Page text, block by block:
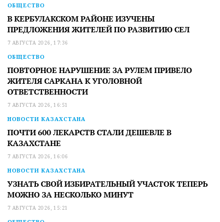
ОБЩЕСТВО
В КЕРБУЛАКСКОМ РАЙОНЕ ИЗУЧЕНЫ
ПРЕДЛОЖЕНИЯ ЖИТЕЛЕЙ ПО РАЗВИТИЮ СЕЛ
7 АВГУСТА 2026, 17:36
ОБЩЕСТВО
ПОВТОРНОЕ НАРУШЕНИЕ ЗА РУЛЕМ ПРИВЕЛО
ЖИТЕЛЯ САРКАНА К УГОЛОВНОЙ
ОТВЕТСТВЕННОСТИ
7 АВГУСТА 2026, 16:51
НОВОСТИ КАЗАХСТАНА
ПОЧТИ 600 ЛЕКАРСТВ СТАЛИ ДЕШЕВЛЕ В
КАЗАХСТАНЕ
7 АВГУСТА 2026, 16:06
НОВОСТИ КАЗАХСТАНА
УЗНАТЬ СВОЙ ИЗБИРАТЕЛЬНЫЙ УЧАСТОК ТЕПЕРЬ
МОЖНО ЗА НЕСКОЛЬКО МИНУТ
7 АВГУСТА 2026, 15:21